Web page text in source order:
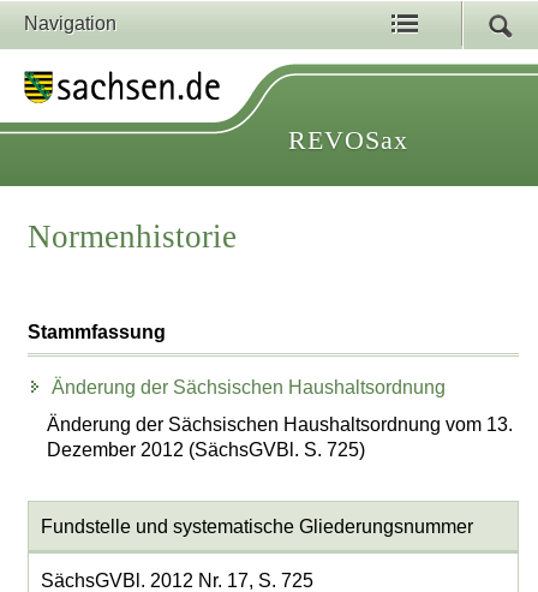
Navigation
REVOSax
Normenhistorie
Stammfassung
Änderung der Sächsischen Haushaltsordnung
Änderung der Sächsischen Haushaltsordnung vom 13.
Dezember 2012 (SächsGVBl. S. 725)
Fundstelle und systematische Gliederungsnummer
SächsGVBl. 2012 Nr. 17, S. 725